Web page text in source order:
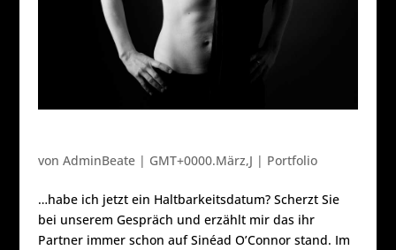
von AdminBeate| GMT+0000.März,J | Portfolio
…habe ich jetzt ein Haltbarkeitsdatum? Scherzt Sie
bei unserem Gespräch und erzählt mir das ihr
Partner immer schon auf Sinéad O’Connor stand. Im